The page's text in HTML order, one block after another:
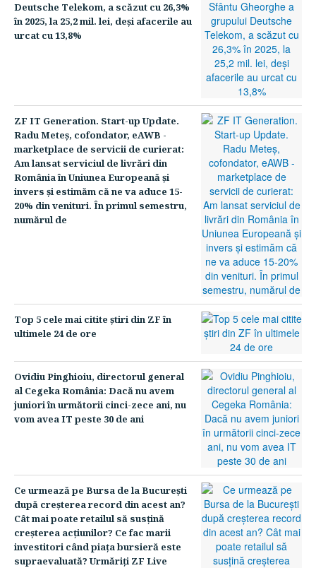
Deutsche Telekom, a scăzut cu 26,3%
în 2025, la 25,2 mil. lei, deşi afacerile au
urcat cu 13,8%
ZF IT Generation. Start-up Update.
Radu Meteş, cofondator, eAWB -
marketplace de servicii de curierat:
Am lansat serviciul de livrări din
România în Uniunea Europeană şi
invers şi estimăm că ne va aduce 15-
20% din venituri. În primul semestru,
numărul de
Top 5 cele mai citite ştiri din ZF în
ultimele 24 de ore
Ovidiu Pinghioiu, directorul general
al Cegeka România: Dacă nu avem
juniori în urmă­torii cinci-zece ani, nu
vom avea IT peste 30 de ani
Ce urmează pe Bursa de la Bucureşti
după creşterea record din acest an?
Cât mai poate retailul să susţină
creşterea acţiunilor? Ce fac marii
investitori când piaţa bursieră este
supraevaluată? Urmăriţi ZF Live